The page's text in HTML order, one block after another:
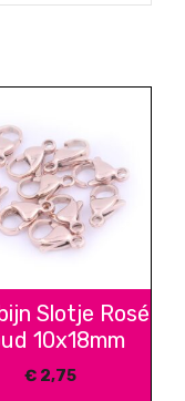
Slotje Rosé
10x18mm
€2,75